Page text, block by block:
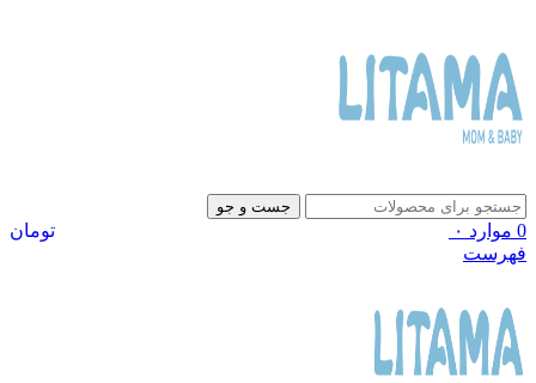
جست و جو
0 موارد ۰
تومان
فهرست